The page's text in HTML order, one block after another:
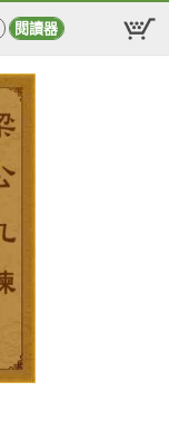
閱讀器